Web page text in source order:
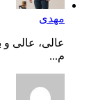
مهدی
عالی، عالی و
م...